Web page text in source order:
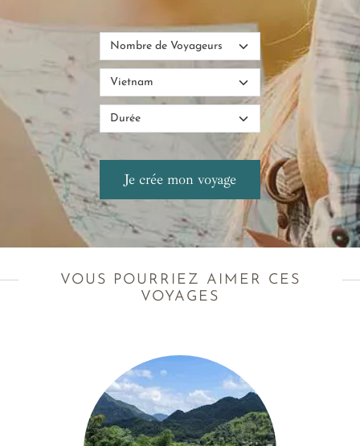
VOUS POURRIEZ AIMER CES
VOYAGES